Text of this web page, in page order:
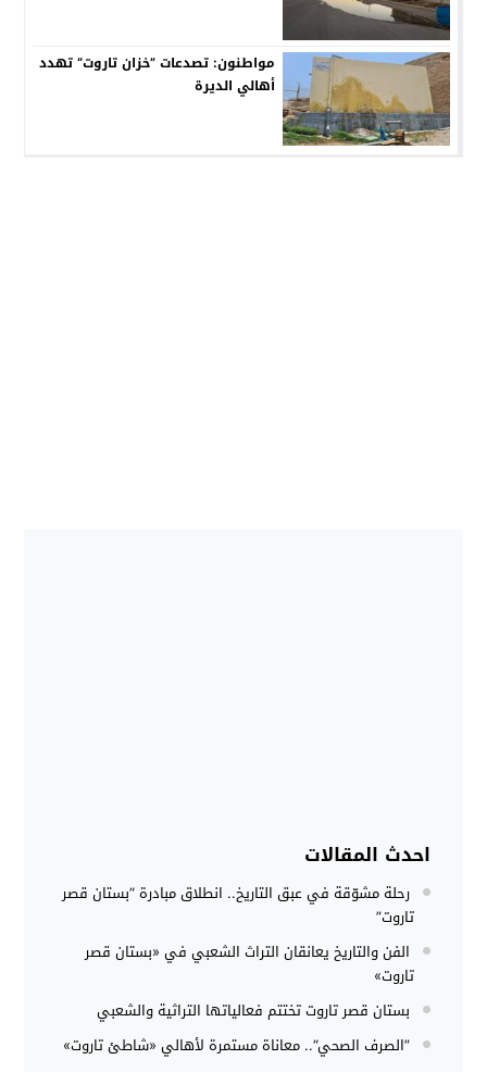
مواطنون: تصدعات ”خزان تاروت“ تهدد
أهالي الديرة
احدث المقالات
رحلة مشوّقة في عبق التاريخ.. انطلاق مبادرة “بستان قصر
تاروت”
الفن والتاريخ يعانقان التراث الشعبي في «بستان قصر
تاروت»
بستان قصر تاروت تختتم فعالياتها التراثية والشعبي
”الصرف الصحي“.. معاناة مستمرة لأهالي «شاطئ تاروت»